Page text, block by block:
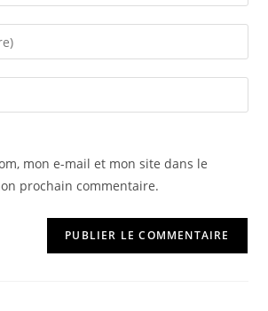
mon e-mail et mon site dans le
prochain commentaire.